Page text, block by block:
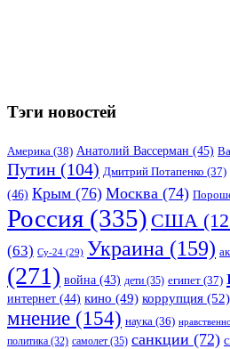
Тэги новостей
Америка (38) Анатолий Вассерман (45)
Путин (104) Дмитрий Потапенко (37)
(46) Крым (76) Москва (74)
Россия (335) США
(63) Су-24 (29) Украина (159)
(271) война (43) дети (35) египет (37)
интернет (44) кино (49) коррупция (52)
мнение (154) наука (36)
политика (32) самолет (35) санкции (72)